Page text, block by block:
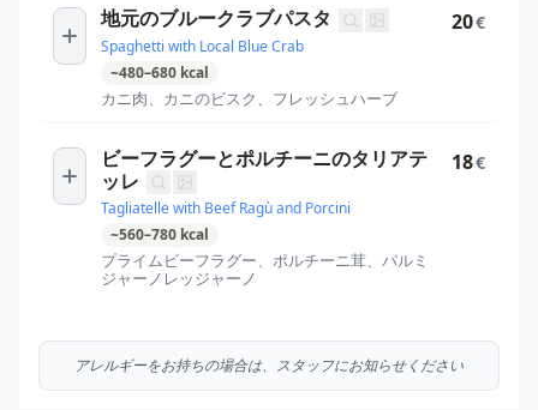
地元のブルークラブパスタ
Spaghetti with Local Blue Crab
~480–680 kcal
カニ肉、カニのビスク、フレッシュハーブ
20€
ビーフラグーとポルチーニのタリアテ
ッレ
Tagliatelle with Beef Ragù and Porcini
~560–780 kcal
プライムビーフラグー、ポルチーニ茸、パルミ
ジャーノレッジャーノ
18€
アレルギーをお持ちの場合は、スタッフにお知らせください